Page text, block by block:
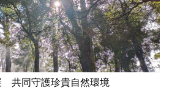
共同守護珍貴自然環境